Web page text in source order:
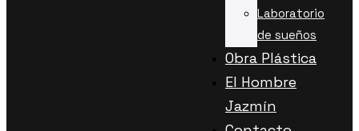
Laboratorio
de sueños
Obra Plástica
El Hombre
Jazmín